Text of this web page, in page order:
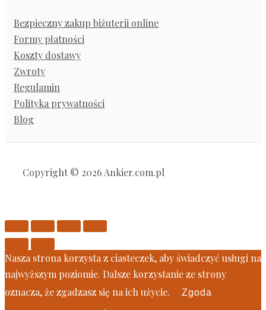
Bezpieczny zakup biżuterii online
Formy płatności
Koszty dostawy
Zwroty
Regulamin
Polityka prywatności
Blog
Copyright © 2026 Ankier.com.pl
Nasza strona korzysta z ciasteczek, aby świadczyć usługi na
najwyższym poziomie. Dalsze korzystanie ze strony
oznacza, że zgadzasz się na ich użycie.
Zgoda